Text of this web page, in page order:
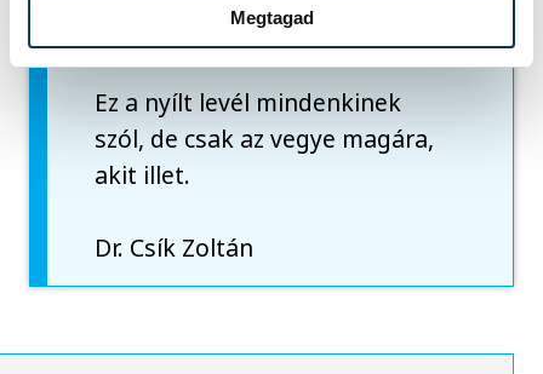
Megtagad
játékos támogatására.
Ez a nyílt levél mindenkinek
szól, de csak az vegye magára,
akit illet.
Dr. Csík Zoltán